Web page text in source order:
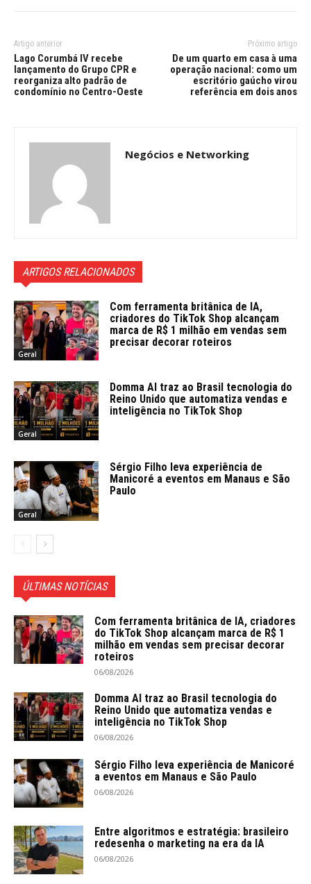
Artigo anterior
Lago Corumbá IV recebe
lançamento do Grupo CPR e
reorganiza alto padrão de
condomínio no Centro-Oeste
Próximo artigo
De um quarto em casa à uma
operação nacional: como um
escritório gaúcho virou
referência em dois anos
Negócios e Networking
ARTIGOS RELACIONADOS
Geral
Com ferramenta britânica de IA,
criadores do TikTok Shop alcançam
marca de R$ 1 milhão em vendas sem
precisar decorar roteiros
Geral
Domma AI traz ao Brasil tecnologia do
Reino Unido que automatiza vendas e
inteligência no TikTok Shop
Geral
Sérgio Filho leva experiência de
Manicoré a eventos em Manaus e São
Paulo
ÚLTIMAS NOTÍCIAS
Com ferramenta britânica de IA, criadores
do TikTok Shop alcançam marca de R$ 1
milhão em vendas sem precisar decorar
roteiros
06/08/2026
Domma AI traz ao Brasil tecnologia do
Reino Unido que automatiza vendas e
inteligência no TikTok Shop
06/08/2026
Sérgio Filho leva experiência de Manicoré
a eventos em Manaus e São Paulo
06/08/2026
Entre algoritmos e estratégia: brasileiro
redesenha o marketing na era da IA
06/08/2026